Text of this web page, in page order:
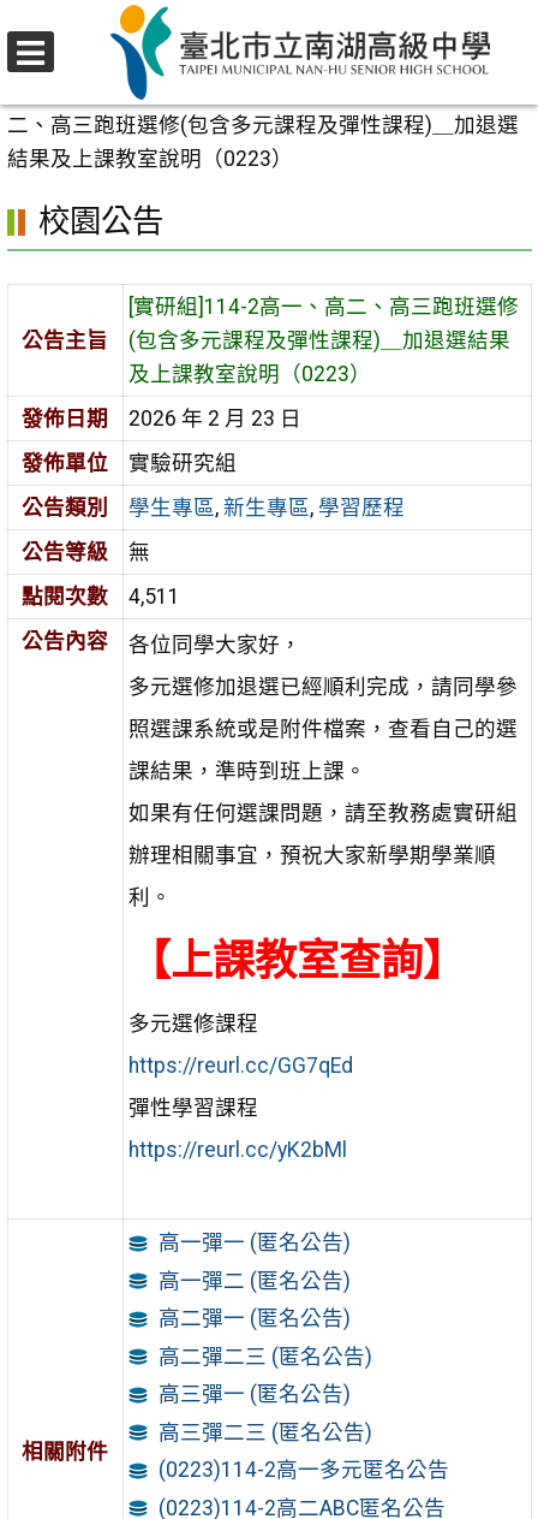
至
要
內
校園公告
二、高三跑班選修(包含多元課程及彈性課程)＿加退選
結果及上課教室說明（0223）
校園公告
公告主旨
[實研組]114-2高一、高二、高三跑班選修
(包含多元課程及彈性課程)＿加退選結果
及上課教室說明（0223）
發佈日期
2026 年 2 月 23 日
發佈單位
實驗研究組
公告類別
學生專區, 新生專區, 學習歷程
公告等級
無
點閱次數
4,511
公告內容
各位同學大家好，
多元選修加退選已經順利完成，請同學參
照選課系統或是附件檔案，查看自己的選
課結果，準時到班上課。
如果有任何選課問題，請至教務處實研組
辦理相關事宜，預祝大家新學期學業順
利。
【上課教室查詢】
多元選修課程
https://reurl.cc/GG7qEd
彈性學習課程
https://reurl.cc/yK2bMl
相關附件
高一彈一 (匿名公告)
高一彈二 (匿名公告)
高二彈一 (匿名公告)
高二彈二三 (匿名公告)
高三彈一 (匿名公告)
高三彈二三 (匿名公告)
(0223)114-2高一多元匿名公告
(0223)114-2高二ABC匿名公告
選
單